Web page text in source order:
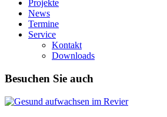
Projekte
News
Termine
Service
Kontakt
Downloads
Besuchen Sie auch